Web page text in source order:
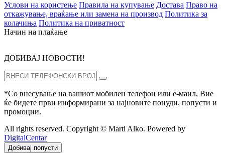
Услови на користење Правила на купување Достава Право на
откажување, враќање или замена на производ Политика за
колачиња Политика на приватност
Начин на плаќање
ДОБИВАЈ НОВОСТИ!
*Со внесување на вашиот мобилен телефон или е-маил, Вие
ќе бидете први информирани за најновите понуди, попусти и
промоции.
All rights reserved. Copyright © Marti Alko. Powered by
DigitalCentar
Добивај попусти